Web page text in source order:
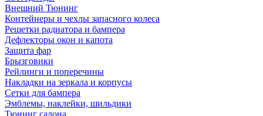
Внешний Тюнинг
Контейнеры и чехлы запасного колеса
Решетки радиатора и бампера
Дефлекторы окон и капота
Защита фар
Брызговики
Рейлинги и поперечины
Накладки на зеркала и корпусы
Сетки для бампера
Эмблемы, наклейки, шильдики
Тюнинг салона